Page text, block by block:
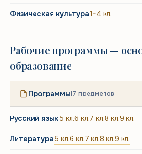
Физическая культура1-4 кл.
Рабочие программы —
образование
Программы17 предметов
Русский язык5 кл.6 кл.7 кл.8 кл.9 кл.
Литература 5 кл.6 кл.7 кл.8 кл.9 кл.